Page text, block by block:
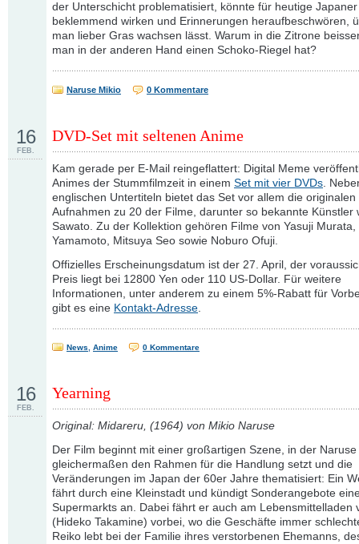
der Unterschicht problematisiert, könnte für heutige Japaner
beklemmend wirken und Erinnerungen heraufbeschwören,
man lieber Gras wachsen lässt. Warum in die Zitrone
man in der anderen Hand einen Schoko-Riegel hat?
Naruse Mikio 0 Kommentare
DVD-Set mit seltenen Anime
16
FEB.
Kam gerade per E-Mail reingeflattert: Digital Meme
Animes der Stummfilmzeit in einem Set mit vier DVDs.
englischen Untertiteln bietet das Set vor allem die originalen
Aufnahmen zu 20 der Filme, darunter so bekannte Künstler
Sawato. Zu der Kollektion gehören Filme von Yasuji Murata,
Yamamoto, Mitsuya Seo sowie Noburo Ofuji.
Offizielles Erscheinungsdatum ist der 27. April, der
Preis liegt bei 12800 Yen oder 110 US-Dollar. Für weitere
Informationen, unter anderem zu einem 5%-Rabatt für
gibt es eine Kontakt-Adresse.
News Anime 0 Kommentare
Yearning
16
FEB.
Original: Midareru, (1964) von Mikio Naruse
Der Film beginnt mit einer großartigen Szene, in der Naruse
gleichermaßen den Rahmen für die Handlung setzt und die
Veränderungen im Japan der 60er Jahre thematisiert: Ein
fährt durch eine Kleinstadt und kündigt Sonderangebote
Supermarkts an. Dabei fährt er auch am Lebensmittelladen
(Hideko Takamine) vorbei, wo die Geschäfte immer
Reiko lebt bei der Familie ihres verstorbenen Ehemanns,